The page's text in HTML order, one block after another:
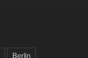
Berlin